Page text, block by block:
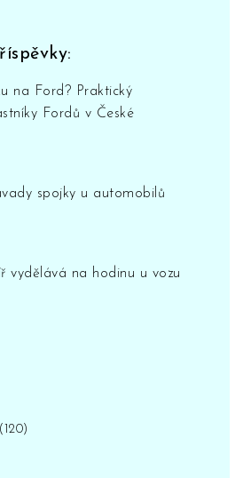
na Ford? Praktický
Fordů v České
spojky u automobilů
vydělává na hodinu u vozu
(120)